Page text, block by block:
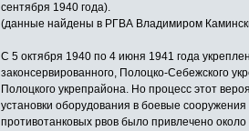
сентября 1940 года).
(данные найдены в РГВА Владимиром
С 5 октября 1940 по 4 июня 1941 года
законсервированного, Полоцко-Себежского
Полоцкого укрепрайона. Но процесс этот
установки оборудования в боевые
противотанковых рвов было привлечено